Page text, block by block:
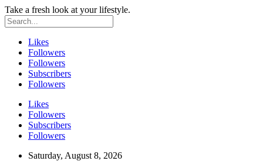
Take a fresh look at your lifestyle.
Likes
Followers
Followers
Subscribers
Followers
Likes
Followers
Subscribers
Followers
Saturday, August 8, 2026